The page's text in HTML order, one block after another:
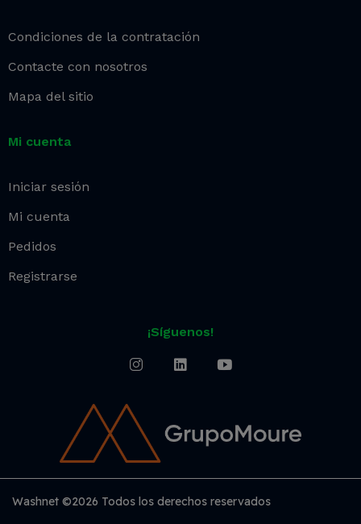
Condiciones de la contratación
Contacte con nosotros
Mapa del sitio
Mi cuenta
Iniciar sesión
Mi cuenta
Pedidos
Registrarse
¡Síguenos!
Washnet ©2026 Todos los derechos reservados